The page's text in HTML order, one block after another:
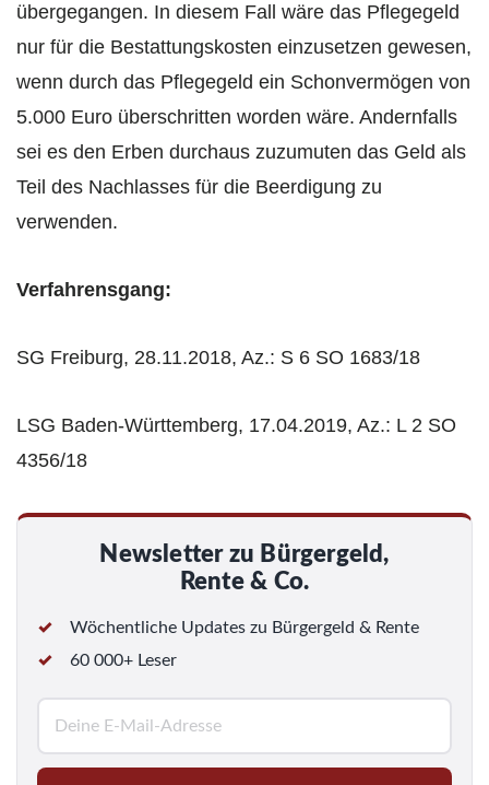
übergegangen. In diesem Fall wäre das Pflegegeld
nur für die Bestattungskosten einzusetzen gewesen,
wenn durch das Pflegegeld ein Schonvermögen von
5.000 Euro überschritten worden wäre. Andernfalls
sei es den Erben durchaus zuzumuten das Geld als
Teil des Nachlasses für die Beerdigung zu
verwenden.
Verfahrensgang:
SG Freiburg, 28.11.2018, Az.: S 6 SO 1683/18
LSG Baden-Württemberg, 17.04.2019, Az.: L 2 SO
4356/18
Newsletter zu Bürgergeld,
Rente & Co.
Wöchentliche Updates zu Bürgergeld & Rente
60 000+ Leser
M